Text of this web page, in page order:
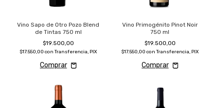
Vino Sapo de Otro Pozo Blend
de Tintas 750 ml
$19.500,00
$17.550,00 con Transferencia, PIX
Vino Primogénito Pinot Noir
750 ml
$19.500,00
$17.550,00 con Transferencia, PIX